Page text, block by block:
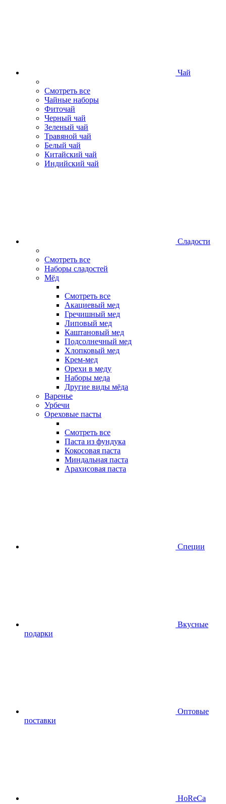
Чай
Смотреть все
Чайные наборы
Фиточай
Черный чай
Зеленый чай
Травяной чай
Белый чай
Китайский чай
Индийский чай
Сладости
Смотреть все
Наборы сладостей
Мёд
Смотреть все
Акациевый мед
Гречишный мед
Липовый мед
Каштановый мед
Подсолнечный мед
Хлопковый мед
Крем-мед
Орехи в меду
Наборы меда
Другие виды мёда
Варенье
Урбечи
Ореховые пасты
Смотреть все
Паста из фундука
Кокосовая паста
Миндальная паста
Арахисовая паста
Специи
Вкусные
подарки
Оптовые
поставки
HoReCa